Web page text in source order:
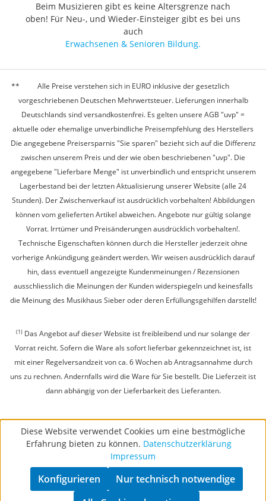
Beim Musizieren gibt es keine Altersgrenze nach
oben! Für Neu-, und Wieder-Einsteiger gibt es bei uns
auch
Erwachsenen & Senioren Bildung.
Alle Preise verstehen sich in EURO inklusive der gesetzlich
vorgeschriebenen Deutschen Mehrwertsteuer. Lieferungen innerhalb
Deutschlands sind versandkostenfrei. Es gelten unsere AGB "uvp" =
aktuelle oder ehemalige unverbindliche Preisempfehlung des Herstellers
Die angegebene Preisersparnis "Sie sparen" bezieht sich auf die Differenz
zwischen unserem Preis und der wie oben beschriebenen "uvp". Die
angegebene "Lieferbare Menge" ist unverbindlich und entspricht unserem
Lagerbestand bei der letzten Aktualisierung unserer Website (alle 24
Stunden). Der Zwischenverkauf ist ausdrücklich vorbehalten! Abbildungen
können vom gelieferten Artikel abweichen. Angebote nur gültig solange
Vorrat. Irrtümer und Preisänderungen ausdrücklich vorbehalten!.
Technische Eigenschaften können durch die Hersteller jederzeit ohne
vorherige Ankündigung geändert werden. Wir weisen ausdrücklich darauf
hin, dass eventuell angezeigte Kundenmeinungen / Rezensionen
ausschliesslich die Meinungen der Kunden widerspiegeln und keinesfalls
die Meinung des Musikhaus Sieber oder deren Erfüllungsgehilfen darstellt!
(1) Das Angebot auf dieser Website ist freibleibend und nur solange der
Vorrat reicht. Sofern die Ware als sofort lieferbar gekennzeichnet ist, ist
mit einer Regelversandzeit von ca. 6 Wochen ab Antragsannahme durch
uns zu rechnen. Andernfalls wird die Ware für Sie bestellt. Die Lieferzeit ist
dann abhängig von der Lieferbarkeit des Lieferanten.
Diese Website verwendet Cookies um eine bestmögliche
Erfahrung bieten zu können. Datenschutzerklärung
Impressum
Nur technisch notwendige
Konfigurieren